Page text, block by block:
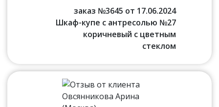
заказ №3645 от 17.06.2024
Шкаф-купе с антресолью №27
коричневый с цветным
стеклом